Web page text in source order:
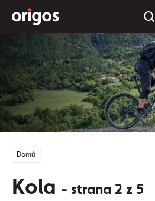
Domů
Kola - strana 2 z 5